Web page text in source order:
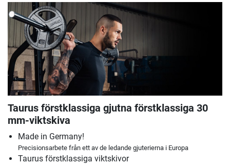
Taurus förstklassiga gjutna förstklassiga 30
mm-viktskiva
Made in Germany!
Precisionsarbete från ett av de ledande gjuterierna i Europa
Taurus förstklassiga viktskivor